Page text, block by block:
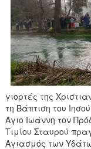
γιορτές της
τη Βάπτιση του
Άγιο Ιωάννη τον
Τιμίου Σταυρού
Αγιασμός των